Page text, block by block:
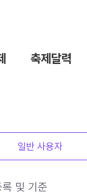
축제달력
일반 사용자
및 기준